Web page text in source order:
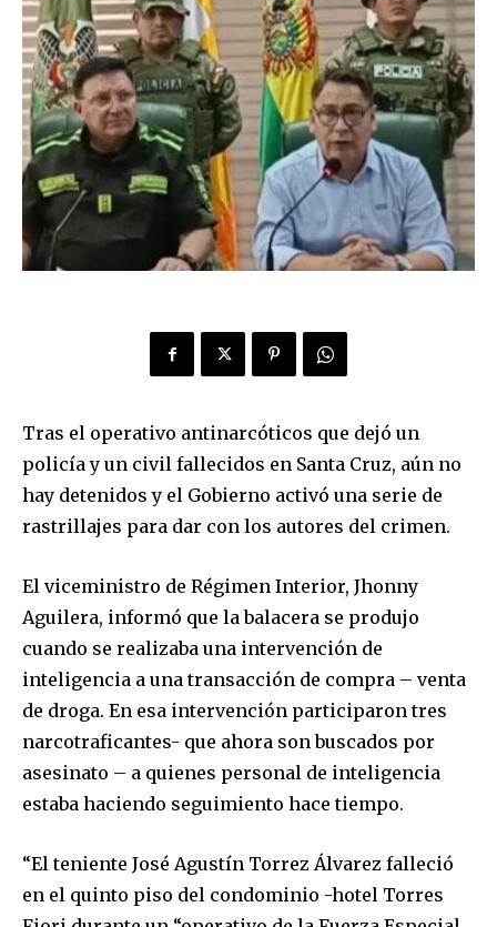
Tras el operativo antinarcóticos que dejó un
policía y un civil fallecidos en Santa Cruz, aún no
hay detenidos y el Gobierno activó una serie de
rastrillajes para dar con los autores del crimen.
El viceministro de Régimen Interior, Jhonny
Aguilera, informó que la balacera se produjo
cuando se realizaba una intervención de
inteligencia a una transacción de compra – venta
de droga. En esa intervención participaron tres
narcotraficantes- que ahora son buscados por
asesinato – a quienes personal de inteligencia
estaba haciendo seguimiento hace tiempo.
“El teniente José Agustín Torrez Álvarez falleció
en el quinto piso del condominio -hotel Torres